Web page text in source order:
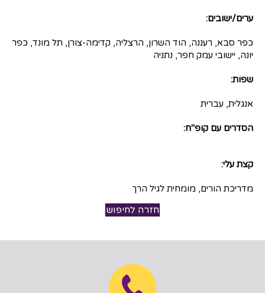
ערים/ישובים:
כפר סבא, רעננה, הוד השרון, הרצליה, קדימה-צורן, תל מונד, כפר
יונה, יישובי עמק חפר, נתניה
שפות:
אנגלית, עברית
הסדרים עם קופ"ח:
קצת עלי:
מדריכת הורים, מומחית לגיל הרך
חזרה לחיפוש